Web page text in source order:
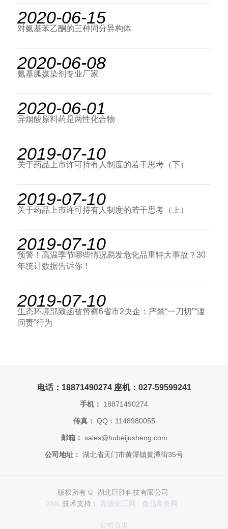
2020-06-15
对氨基苯乙酮的三种同分异构体
2020-06-08
氨基胍媒染剂专业厂家
2020-06-01
异烟酸原料药是两性化合物
2019-07-10
关于药品上市许可持有人制度的若干思考（下）
2019-07-10
关于药品上市许可持有人制度的若干思考（上）
2019-07-10
预警！高温季节哪些情况易发危化品重特大事故？30
年统计数据告诉你！
2019-07-10
生态环境部致函被督察6省市2央企：严禁“一刀切”“滥
问责”行为
电话：18871490274 座机：027-59599241
手机： 18871490274
传真： QQ：1148980055
邮箱： sales@hubeijusheng.com
公司地址： 湖北省天门市黄潭镇黄潭街35号
版权所有 © 湖北巨胜科技有限公司
XML 技术支持： 盖德化工网 食品商务网
公司首页